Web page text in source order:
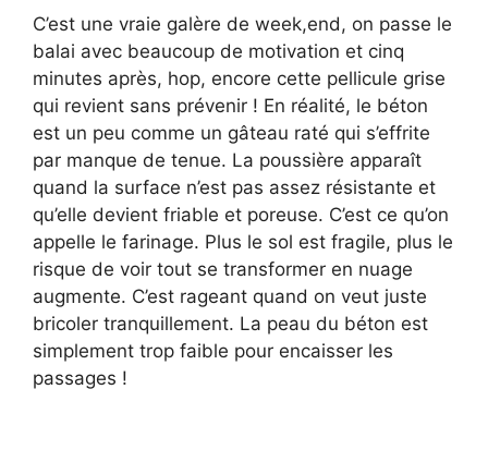
C’est une vraie galère de week,end, on passe le
balai avec beaucoup de motivation et cinq
minutes après, hop, encore cette pellicule grise
qui revient sans prévenir ! En réalité, le béton
est un peu comme un gâteau raté qui s’effrite
par manque de tenue. La poussière apparaît
quand la surface n’est pas assez résistante et
qu’elle devient friable et poreuse. C’est ce qu’on
appelle le farinage. Plus le sol est fragile, plus le
risque de voir tout se transformer en nuage
augmente. C’est rageant quand on veut juste
bricoler tranquillement. La peau du béton est
simplement trop faible pour encaisser les
passages !